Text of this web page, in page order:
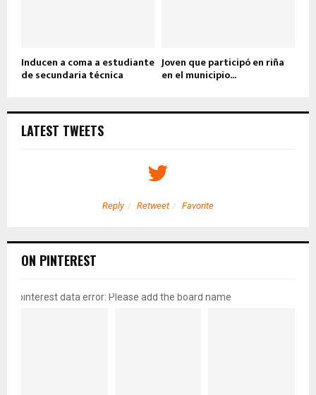
Inducen a coma a estudiante
de secundaria técnica
Joven que participó en riña
en el municipio...
LATEST TWEETS
Reply Retweet Favorite
ON PINTEREST
pinterest data error: Please add the board name